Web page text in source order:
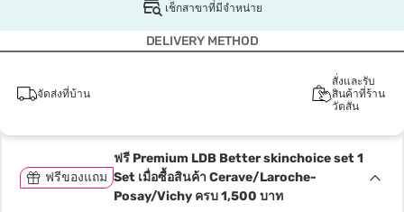
เช็กสาขาที่มีจำหน่าย
DELIVERY METHOD
จัดส่งที่บ้าน
สั่งและรับ
สินค้าที่ร้าน
วัตสัน
ฟรีของแถม
ฟรี Premium LDB Better skinchoice set 1
Set เมื่อซื้อสินค้า Cerave/Laroche-
Posay/Vichy ครบ 1,500 บาท